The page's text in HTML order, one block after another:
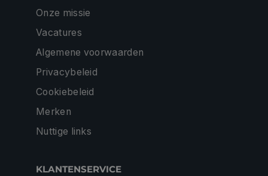
Onze missie
Vacatures
Algemene voorwaarden
Privacybeleid
Cookiebeleid
Merken
Nuttige links
KLANTENSERVICE